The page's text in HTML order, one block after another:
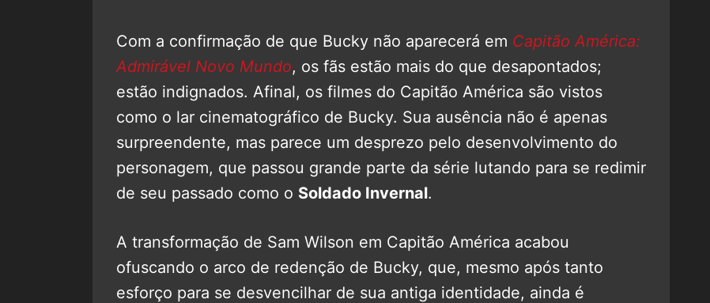
Com a confirmação de que Bucky não aparecerá em Capitão América:
Admirável Novo Mundo, os fãs estão mais do que desapontados;
estão indignados. Afinal, os filmes do Capitão América são vistos
como o lar cinematográfico de Bucky. Sua ausência não é apenas
surpreendente, mas parece um desprezo pelo desenvolvimento do
personagem, que passou grande parte da série lutando para se redimir
de seu passado como o Soldado Invernal.
A transformação de Sam Wilson em Capitão América acabou
ofuscando o arco de redenção de Bucky, que, mesmo após tanto
esforço para se desvencilhar de sua antiga identidade, ainda é